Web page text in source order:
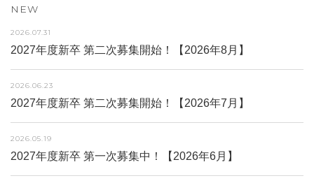
NEW
2026.07.31
2027年度新卒 第二次募集開始！【2026年8月】
2026.06.23
2027年度新卒 第二次募集開始！【2026年7月】
2026.05.19
2027年度新卒 第一次募集中！【2026年6月】